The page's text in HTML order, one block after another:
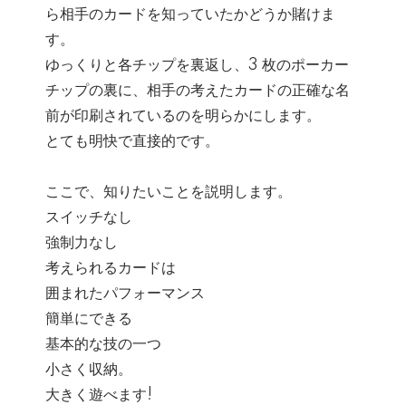
ら相手のカードを知っていたかどうか賭けま
す。
ゆっくりと各チップを裏返し、3 枚のポーカー
チップの裏に、相手の考えたカードの正確な名
前が印刷されているのを明らかにします。
とても明快で直接的です。
ここで、知りたいことを説明します。
スイッチなし
強制力なし
考えられるカードは
囲まれたパフォーマンス
簡単にできる
基本的な技の一つ
小さく収納。
大きく遊べます!